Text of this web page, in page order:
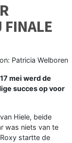
FINALE
Patricia Welboren
mei werd de
succes op voor
Hiele, beide
was niets van te
startte de